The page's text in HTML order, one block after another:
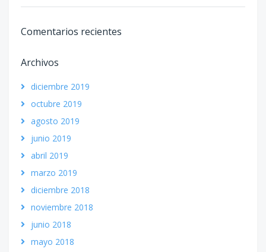
Comentarios recientes
Archivos
diciembre 2019
octubre 2019
agosto 2019
junio 2019
abril 2019
marzo 2019
diciembre 2018
noviembre 2018
junio 2018
mayo 2018